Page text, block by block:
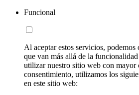
Funcional
Al aceptar estos servicios, podemos
que van más allá de la
utilizar nuestro sitio web con mayor
consentimiento, utilizamos los
en este sitio web: